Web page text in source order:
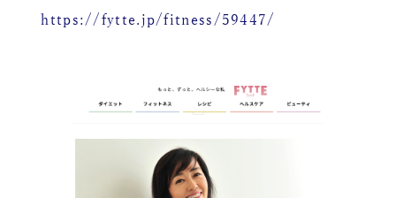
https://fytte.jp/fitness/59447/